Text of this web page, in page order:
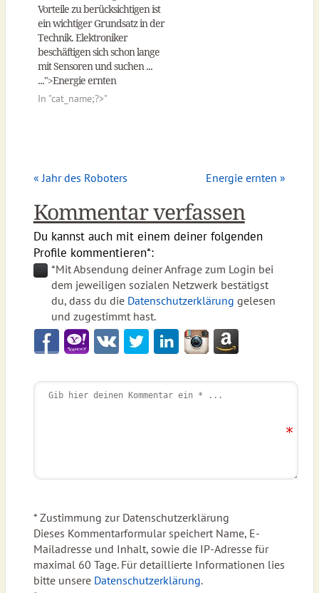
Vorteile zu berücksichtigen ist
ein wichtiger Grundsatz in der
Technik. Elektroniker
beschäftigen sich schon lange
mit Sensoren und suchen ...
...">Energie ernten
In "cat_name;?>"
« Jahr des Roboters Energie ernten »
Kommentar verfassen
Du kannst auch mit einem deiner folgenden
Profile kommentieren*:
*Mit Absendung deiner Anfrage zum Login bei
dem jeweiligen sozialen Netzwerk bestätigst
du, dass du die Datenschutzerklärung gelesen
und zugestimmt hast.
* Zustimmung zur Datenschutzerklärung
Dieses Kommentarformular speichert Name, E-
Mailadresse und Inhalt, sowie die IP-Adresse für
maximal 60 Tage. Für detaillierte Informationen lies
bitte unsere Datenschutzerklärung.